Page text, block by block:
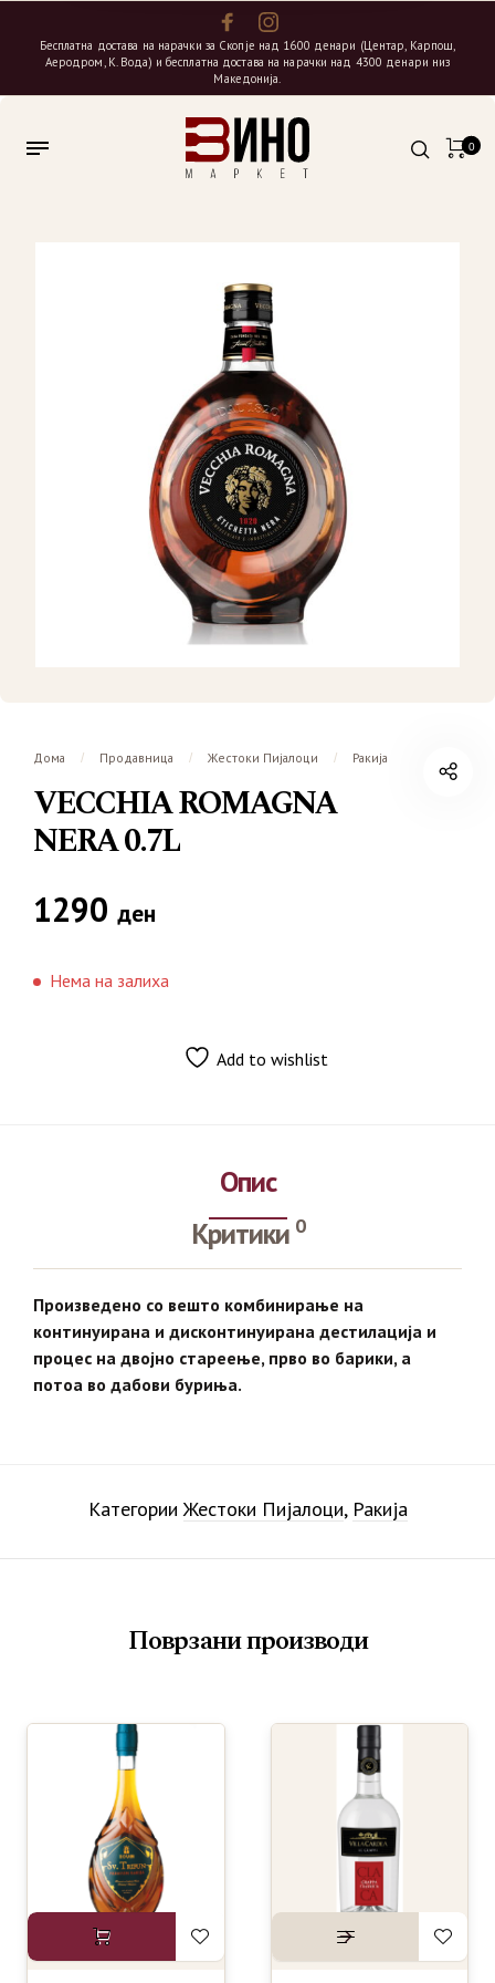
Бесплатна достава на нарачки за Скопје над 1600 денари (Центар, Карпош,
Аеродром, К. Вода) и бесплатна достава на нарачки над 4300 денари низ
Македонија.
0
Дома / Продавница / Жестоки Пијалоци / Ракија
VECCHIA ROMAGNA
NERA 0.7L
1290 ден
Нема на залиха
Add to wishlist
Опис
Критики 0
Произведено со вешто комбинирање на
континуирана и дисконтинуирана дестилација и
процес на двојно стареење, прво во барики, а
потоа во дабови буриња.
КатегорииЖестоки Пијалоци, Ракија
Поврзани производи